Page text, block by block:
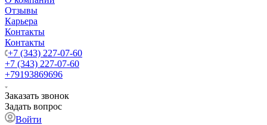
Отзывы
Карьера
Контакты
Контакты
+7 (343) 227-07-60
+7 (343) 227-07-60
+79193869696
Заказать звонок
Задать вопрос
Войти